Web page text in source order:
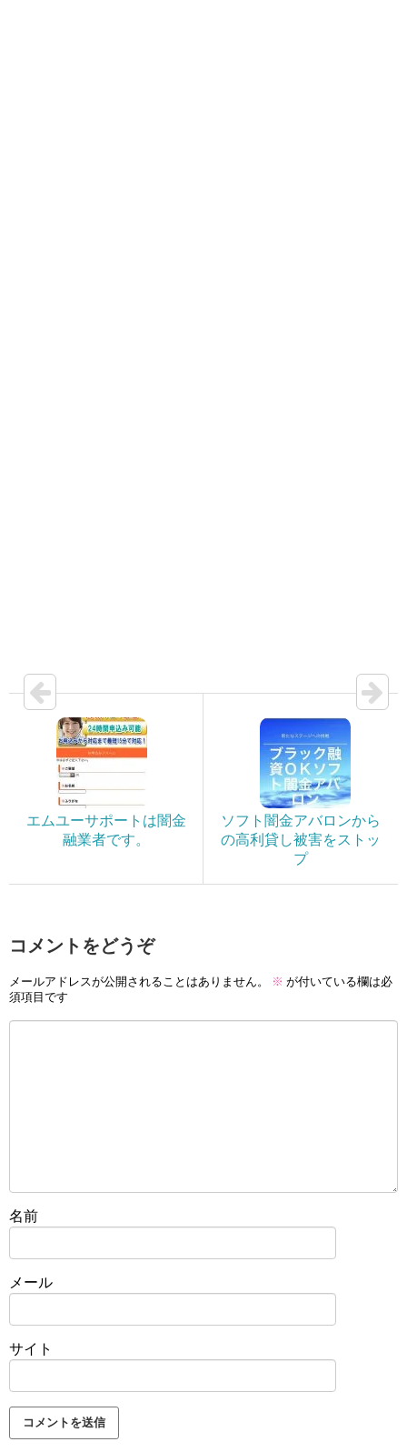
エムユーサポートは闇金
融業者です。
ソフト闇金アバロンから
の高利貸し被害をストッ
プ
コメントをどうぞ
メールアドレスが公開されることはありません。 ※ が付いている欄は必
須項目です
名前
メール
サイト